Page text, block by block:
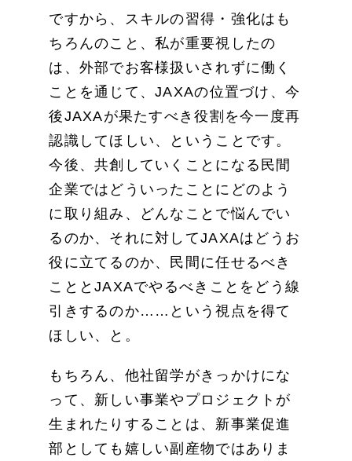
ですから、スキルの習得・強化はも
ちろんのこと、私が重要視したの
は、外部でお客様扱いされずに働く
ことを通じて、JAXAの位置づけ、今
後JAXAが果たすべき役割を今一度再
認識してほしい、ということです。
今後、共創していくことになる民間
企業ではどういったことにどのよう
に取り組み、どんなことで悩んでい
るのか、それに対してJAXAはどうお
役に立てるのか、民間に任せるべき
こととJAXAでやるべきことをどう線
引きするのか……という視点を得て
ほしい、と。
もちろん、他社留学がきっかけにな
って、新しい事業やプロジェクトが
生まれたりすることは、新事業促進
部としても嬉しい副産物ではありま